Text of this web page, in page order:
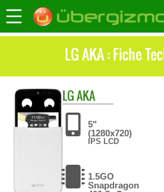
LG AKA : Fiche
LGAKA
5"
(1280x720)
IPS LCD
1.5GO
Snapdragon